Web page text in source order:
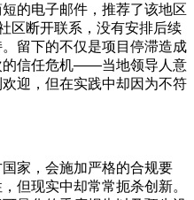
的电子邮件，推荐了该地区
区断开联系，没有安排后续
留下的不仅是项目停滞造成
的信任危机——当地领导人意
迎，但在实践中却因为不符
家，会施加严格的合规要
但现实中却常常扼杀创新。